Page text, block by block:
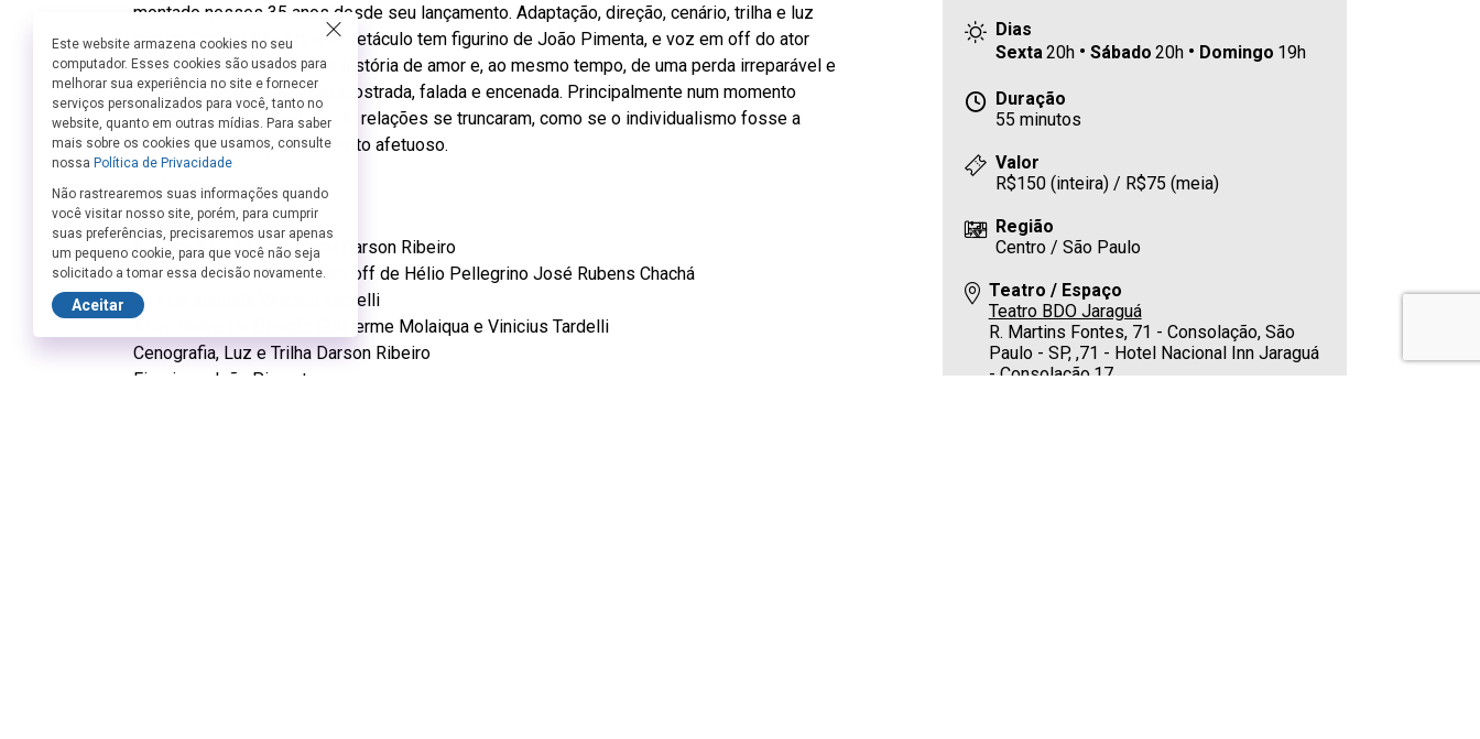
montado nesses 35 anos desde seu lançamento. Adaptação, direção, cenário, trilha e luz
são de Darson Ribeiro, o espetáculo tem figurino de João Pimenta, e voz em off do ator
José Rubens Chachá. Uma história de amor e, ao mesmo tempo, de uma perda irreparável e
devastadora que deve ser mostrada, falada e encenada. Principalmente num momento
delicado e preocupante onde relações se truncaram, como se o individualismo fosse a
busca, não o compartilhamento afetuoso.
Ficha Técnica:
Texto Lya Luft
Adaptação e Direção Geral Darson Ribeiro
Ator convidado para voz em off de Hélio Pellegrino José Rubens Chachá
Voz do Analista Vinicius Tardelli
Assistência de Direção Guilherme Molaiqua e Vinicius Tardelli
Cenografia, Luz e Trilha Darson Ribeiro
Figurinos João Pimenta
Dias
Sexta 20h Sábado 20h Domingo 19h
Duração
55 minutos
Valor
R$150 (inteira) / R$75 (meia)
Região
Centro / São Paulo
Teatro / Espaço
Teatro BDO Jaraguá
R. Martins Fontes, 71 - Consolação, São
Paulo - SP, ,71 - Hotel Nacional Inn Jaraguá
- Consolação,17
Este website armazena cookies no seu
computador. Esses cookies são usados para
melhorar sua experiência no site e fornecer
serviços personalizados para você, tanto no
website, quanto em outras mídias. Para saber
mais sobre os cookies que usamos, consulte
nossa Política de Privacidade
Não rastrearemos suas informações quando
você visitar nosso site, porém, para cumprir
suas preferências, precisaremos usar apenas
um pequeno cookie, para que você não seja
solicitado a tomar essa decisão novamente.
Aceitar